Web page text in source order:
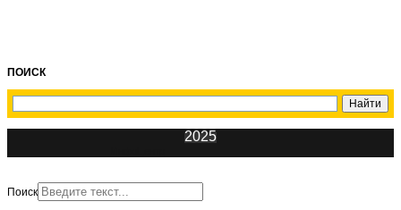
ПОИСК
2025
Поиск